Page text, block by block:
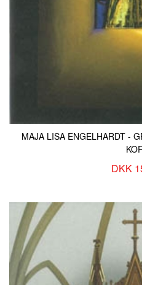
MAJA LISA ENGELHARDT -
DKK